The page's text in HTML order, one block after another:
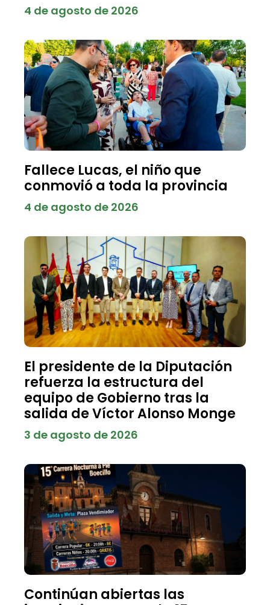
4 de agosto de 2026
Fallece Lucas, el niño que
conmovió a toda la provincia
4 de agosto de 2026
El presidente de la Diputación
refuerza la estructura del
equipo de Gobierno tras la
salida de Víctor Alonso Monge
3 de agosto de 2026
Continúan abiertas las